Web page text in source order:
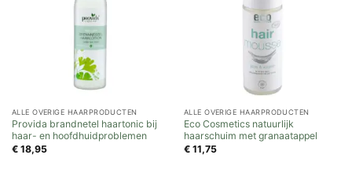
ALLE OVERIGE HAARPRODUCTEN
Provida brandnetel haartonic bij
haar- en hoofdhuidproblemen
€18,95
ALLE OVERIGE HAARPRODUCTEN
Eco Cosmetics natuurlijk
haarschuim met granaatappel
€11,75